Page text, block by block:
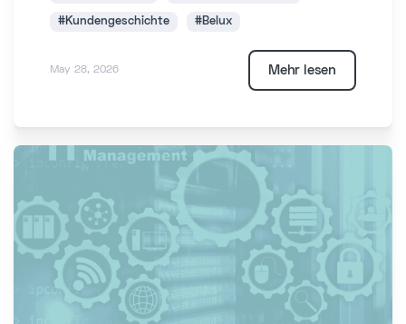
#Kundengeschichte #Belux
May 28, 2026 Mehr lesen